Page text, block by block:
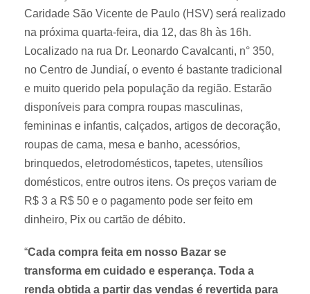
Caridade São Vicente de Paulo (HSV) será realizado
na próxima quarta-feira, dia 12, das 8h às 16h.
Localizado na rua Dr. Leonardo Cavalcanti, n° 350,
no Centro de Jundiaí, o evento é bastante tradicional
e muito querido pela população da região. Estarão
disponíveis para compra roupas masculinas,
femininas e infantis, calçados, artigos de decoração,
roupas de cama, mesa e banho, acessórios,
brinquedos, eletrodomésticos, tapetes, utensílios
domésticos, entre outros itens. Os preços variam de
R$ 3 a R$ 50 e o pagamento pode ser feito em
dinheiro, Pix ou cartão de débito.
“Cada compra feita em nosso Bazar se
transforma em cuidado e esperança. Toda a
renda obtida a partir das vendas é revertida para